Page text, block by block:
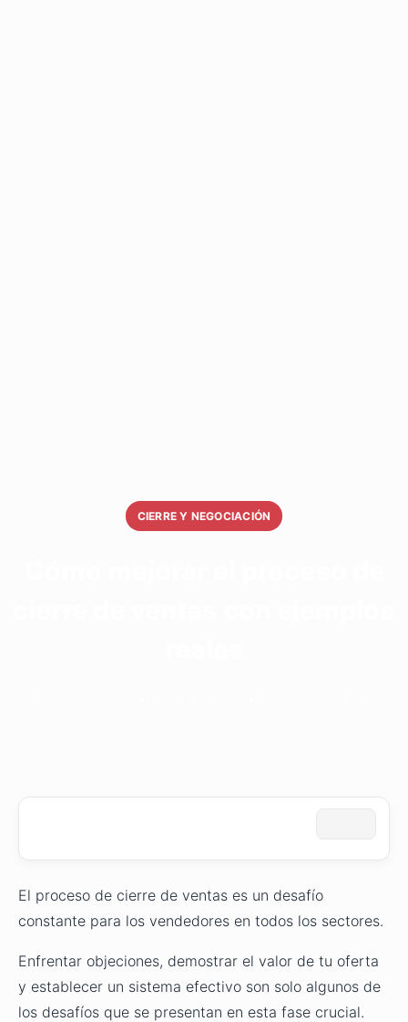
CIERRE Y NEGOCIACIÓN
El proceso de cierre de ventas es un desafío
constante para los vendedores en todos los sectores.
Enfrentar objeciones, demostrar el valor de tu oferta
y establecer un sistema efectivo son solo algunos de
los desafíos que se presentan en esta fase crucial.